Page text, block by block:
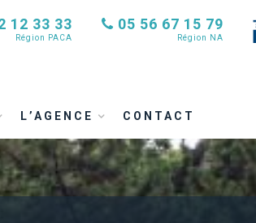
12 33 33
Région PACA
05 56 67 15 79
Région NA
L’AGENCE CONTACT